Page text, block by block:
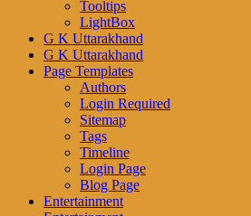
Tooltips
LightBox
G K Uttarakhand
G K Uttarakhand
Page Templates
Authors
Login Required
Sitemap
Tags
Timeline
Login Page
Blog Page
Entertainment